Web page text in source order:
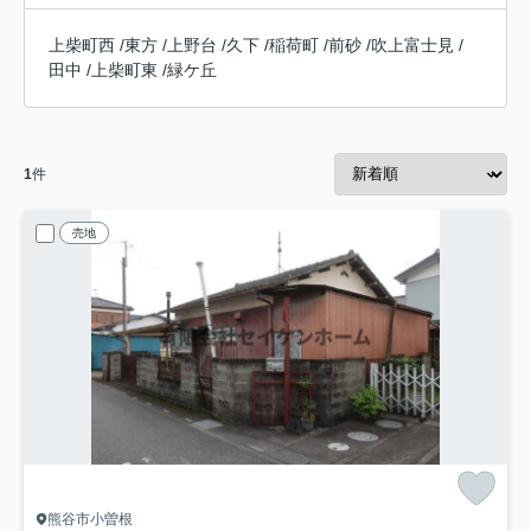
上柴町西 /東方 / 上野台 /久下 /稲荷町 /前砂 /吹上富士見 /
田中 / 上柴町東 /緑ケ丘
1件
売地
熊谷市小曽根